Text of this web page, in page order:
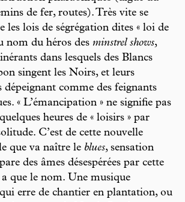
de fer, routes). Très vite se
les lois de ségrégation dites « loi de
nom du héros des minstrel shows,
dans lesquels des Blancs
singent les Noirs, et leurs
dépeignant comme des feignants
« L’émancipation » ne signifie pas
heures de « loisirs » par
C’est de cette nouvelle
que va naître le blues, sensation
des âmes désespérées par cette
que le nom. Une musique
erre de chantier en plantation, ou